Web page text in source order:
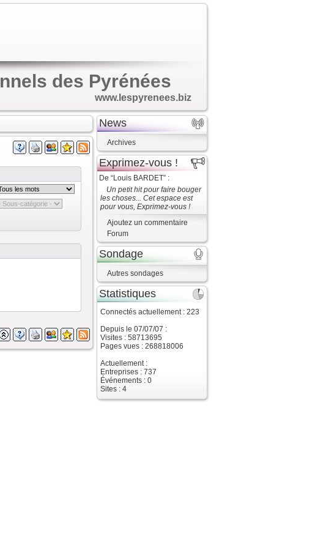
des Pyrénées
www.lespyrenees.biz
News
Archives
Exprimez-vous !
De “Louis BARDET” :
Un petit hit pour faire bouger
les choses... Cet espace est
pour vous, Exprimez-vous !
Ajoutez un commentaire
Forum
Sondage
Autres sondages
Statistiques
Connectés actuellement : 223
Depuis le 07/07/07 :
Visites : 58713695
Pages vues : 268818006
Actuellement :
Entreprises : 737
Événements : 0
Sites : 4